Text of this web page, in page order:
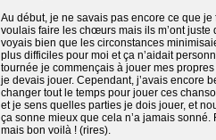
Au début, je ne savais pas encore ce que
voulais faire les chœurs mais ils m’ont juste
voyais bien que les circonstances
plus difficiles pour moi et ça n’aidait
tournée je commençais à jouer mes
je devais jouer. Cependant, j’avais encore
changer tout le temps pour jouer ces
et je sens quelles parties je dois jouer, et
ça sonne mieux que cela n’a jamais
mais bon voilà ! (rires).